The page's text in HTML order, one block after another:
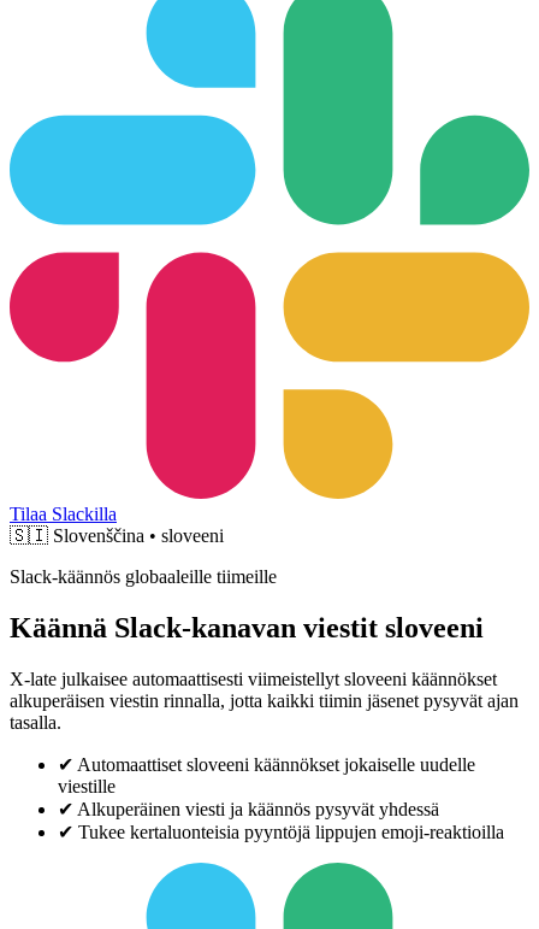
Tilaa Slackilla
🇸🇮 Slovenščina • sloveeni
Slack-käännös globaaleille tiimeille
Käännä Slack-kanavan viestit sloveeni
X-late julkaisee automaattisesti viimeistellyt sloveeni käännökset
alkuperäisen viestin rinnalla, jotta kaikki tiimin jäsenet pysyvät ajan
tasalla.
✔ Automaattiset sloveeni käännökset jokaiselle uudelle
viestille
✔ Alkuperäinen viesti ja käännös pysyvät yhdessä
✔ Tukee kertaluonteisia pyyntöjä lippujen emoji-reaktioilla